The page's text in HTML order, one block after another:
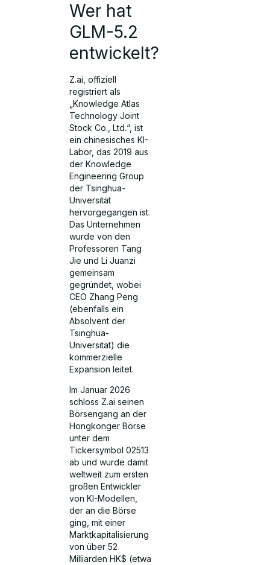
Wer hat
GLM-5.2
entwickelt?
Z.ai, offiziell
registriert als
„Knowledge Atlas
Technology Joint
Stock Co., Ltd.“, ist
ein chinesisches KI-
Labor, das 2019 aus
der Knowledge
Engineering Group
der Tsinghua-
Universität
hervorgegangen ist.
Das Unternehmen
wurde von den
Professoren Tang
Jie und Li Juanzi
gemeinsam
gegründet, wobei
CEO Zhang Peng
(ebenfalls ein
Absolvent der
Tsinghua-
Universität) die
kommerzielle
Expansion leitet.
Im Januar 2026
schloss Z.ai seinen
Börsengang an der
Hongkonger Börse
unter dem
Tickersymbol 02513
ab und wurde damit
weltweit zum ersten
großen Entwickler
von KI-Modellen,
der an die Börse
ging, mit einer
Marktkapitalisierung
von über 52
Milliarden HK$ (etwa